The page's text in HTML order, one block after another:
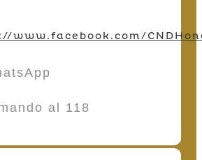
www.facebook.com/
al 118